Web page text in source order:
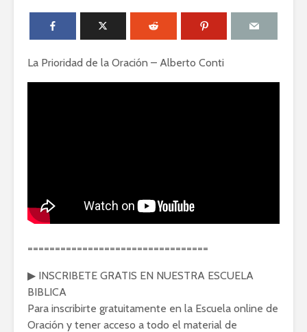
La Prioridad de la Oración – Alberto Conti
=================================
▶ INSCRIBETE GRATIS EN NUESTRA ESCUELA
BIBLICA
Para inscribirte gratuitamente en la Escuela online de
Oración y tener acceso a todo el material de